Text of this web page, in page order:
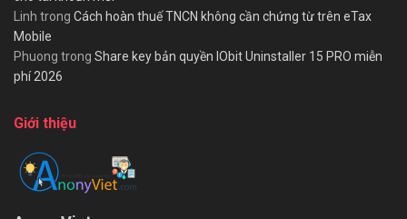
Linh trong Cách hoàn thuế TNCN không cần chứng từ trên eTax
Mobile
Phuong trong Share key bản quyền IObit Uninstaller 15 PRO miễn
phí 2026
Giới thiệu